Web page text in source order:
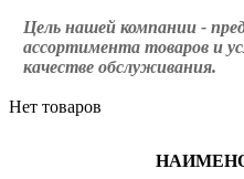
Цель нашей компании -
ассортимента товаров и
качестве обслуживания.
Нет товаров